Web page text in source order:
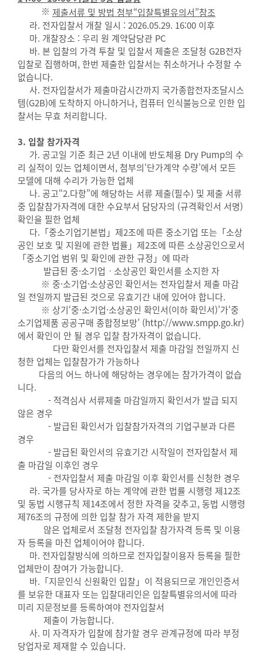
※ 제출서류 및 방법 첨부“입찰특별유의서”참조
라. 전자입찰서 개찰 일시 : 2026.05.29. 16:00 이후
마. 개찰장소 : 우리 원 계약담당관 PC
바. 본 입찰의 가격 투찰 및 입찰서 제출은 조달청 G2B전자
입찰로 집행하며, 한번 제출한 입찰서는 취소하거나 수정할 수
없습니다.
사. 전자입찰서가 제출마감시간까지 국가종합전자조달시스
템(G2B)에 도착하지 아니하거나, 컴퓨터 인식불능으로 인한 입
찰서는 무효 처리합니다.
3. 입찰 참가자격
가. 공고일 기준 최근 2년 이내에 반도체용 Dry Pump의 수
리 실적이 있는 업체이면서, 첨부의‘단가계약 수량’에서 모든
모델에 대해 수리가 가능한 업체
나. 공고“2.다항”에 해당하는 서류 제출(필수) 및 제출 서류
중 입찰참가자격에 대한 수요부서 담당자의 (규격확인서 서명)
확인을 필한 업체
다.「중소기업기본법」제2조에 따른 중소기업 또는「소상
공인 보호 및 지원에 관한 법률」제2조에 따른 소상공인으로서
「중소기업 범위 및 확인에 관한 규정」에 따라
발급된 중·소기업ㆍ소상공인 확인서를 소지한 자
※ 중·소기업·소상공인 확인서는 전자입찰서 제출 마감
일 전일까지 발급된 것으로 유효기간 내에 있어야 합니다.
※ 상기‘중·소기업·소상공인 확인서(이하 확인서)’가‘중
소기업제품 공공구매 종합정보망’ (http://www.smpp.go.kr)
에서 확인이 안 될 경우 입찰 참가자격이 없습니다.
다만 확인서를 전자입찰서 제출 마감일 전일까지 신
청한 업체는 입찰참가가 가능하나
다음의 어느 하나에 해당하는 경우에는 참가가격이 없습
니다.
- 적격심사 서류제출 마감일까지 확인서가 발급 되지
않은 경우
- 발급된 확인서가 입찰참가자격의 기업구분과 다른
경우
- 발급된 확인서의 유효기간 시작일이 전자입찰서 제
출 마감일 이후인 경우
- 전자입찰서 제출 마감일 이후 확인서를 신청한 경우
라. 국가를 당사자로 하는 계약에 관한 법률 시행령 제12조
및 동법 시행규칙 제14조에서 정한 자격을 갖추고, 동법 시행령
제76조의 규정에 의한 입찰 참가 자격 제한을 받지
않은 업체로서 조달청 전자입찰 참가자격 등록 및 이용
자 등록을 마친 업체이어야 합니다.
마. 전자입찰방식에 의하므로 전자입찰이용자 등록을 필한
업체만이 참여가 가능합니다.
바.「지문인식 신원확인 입찰」이 적용되므로 개인인증서
를 보유한 대표자 또는 입찰대리인은 입찰특별유의서에 따라
미리 지문정보를 등록하여야 전자입찰서
제출이 가능합니다.
사. 미 자격자가 입찰에 참가할 경우 관계규정에 따라 부정
당업자로 제재할 수 있습니다.